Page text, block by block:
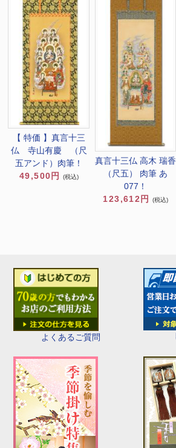
よくあるご質問
【 特価 】真言十三
仏 寺山有慶 （尺
五アンド）肉筆！
49,500円
(税込)
真言十三仏 高木 瑞香
（尺五） 肉筆 あ
077！
123,612円
(税込)